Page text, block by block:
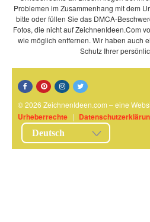
Problemen im Zusammenhang mit dem
bitte oder füllen Sie das DMCA-
Fotos, die nicht auf ZeichnenIdeen.Com
wie möglich entfernen. Wir haben auch
Schutz Ihrer
© 2026 ZeichnenIdeen.com – eine
Urheberrechte |
Deutsch